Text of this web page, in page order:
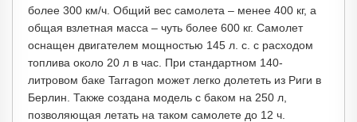
более 300 км/ч. Общий вес самолета – менее 400 кг, а
общая взлетная масса – чуть более 600 кг. Самолет
оснащен двигателем мощностью 145 л. с. с расходом
топлива около 20 л в час. При стандартном 140-
литровом баке Tarragon может легко долететь из Риги в
Берлин. Также создана модель с баком на 250 л,
позволяющая летать на таком самолете до 12 ч.